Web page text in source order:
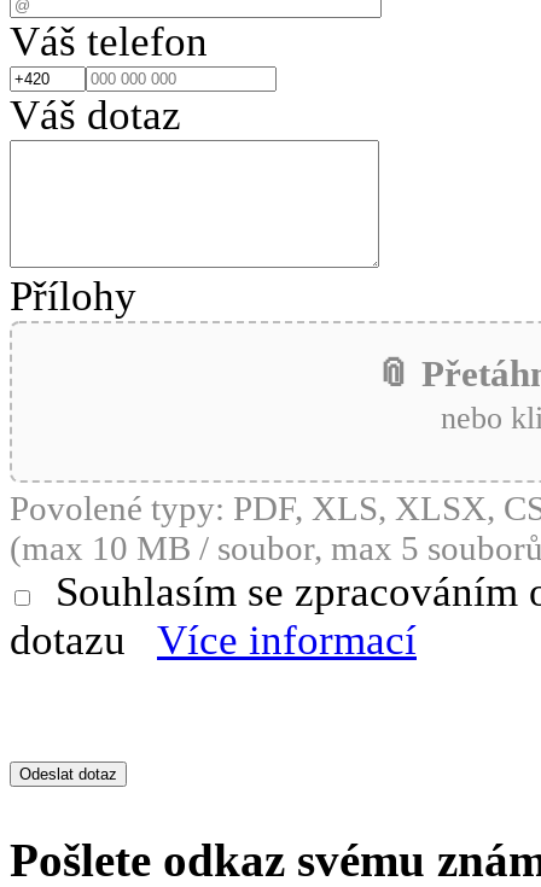
Váš telefon
Váš dotaz
Přílohy
📎
nebo
Povolené typy: PDF, XLS, XLSX,
(max 10 MB / soubor, max 5
Souhlasím se
dotazu
Více informací
Pošlete odkaz svému